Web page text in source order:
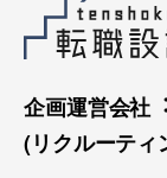
企画運営会社
(リクルーティ